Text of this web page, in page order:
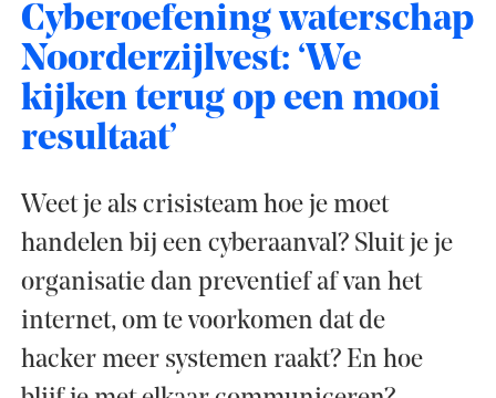
Cyberoefening waterschap
Noorderzijlvest: ‘We
kijken terug op een mooi
resultaat’
Weet je als crisisteam hoe je moet
handelen bij een cyberaanval? Sluit je je
organisatie dan preventief af van het
internet, om te voorkomen dat de
hacker meer systemen raakt? En hoe